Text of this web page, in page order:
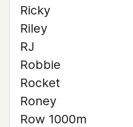
Ricky
Riley
RJ
Robbie
Rocket
Roney
Row 1000m